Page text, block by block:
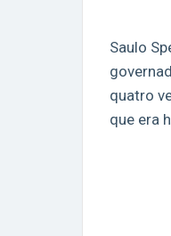
Saulo
quatro
que era